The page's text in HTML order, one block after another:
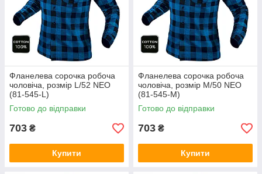
Фланелева сорочка робоча
чоловіча, розмір L/52 NEO
(81-545-L)
Готово до відправки
703 ₴
Купити
Фланелева сорочка робоча
чоловіча, розмір M/50 NEO
(81-545-M)
Готово до відправки
703 ₴
Купити